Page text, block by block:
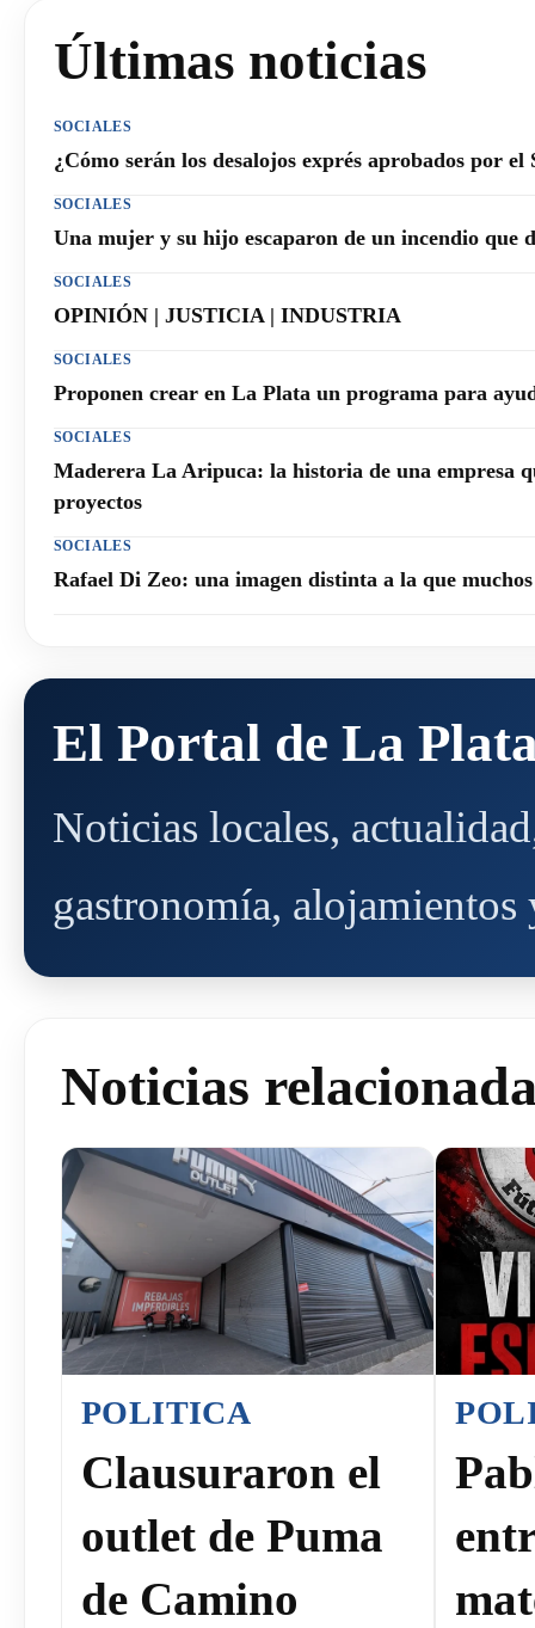
Últimas noticias
SOCIALES
¿Cómo serán los desalojos exprés aprobados por el
SOCIALES
Una mujer y su hijo escaparon de un incendio que
SOCIALES
OPINIÓN | JUSTICIA | INDUSTRIA
SOCIALES
Proponen crear en La Plata un programa para
SOCIALES
Maderera La Aripuca: la historia de una empresa
proyectos
SOCIALES
Rafael Di Zeo: una imagen distinta a la que
El Portal de La
Noticias locales,
gastronomía,
Noticias
POLITICA
Clausuraron el
outlet de Puma
de Camino